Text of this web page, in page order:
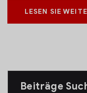
LESEN SIE
Beiträge